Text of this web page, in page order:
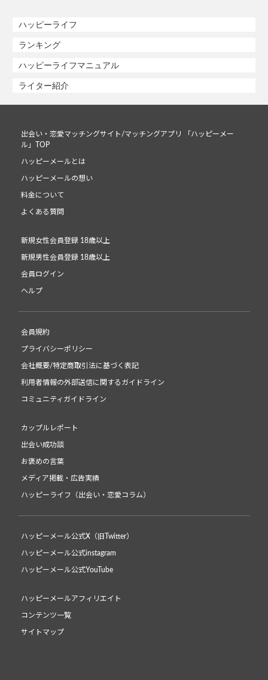
ハッピーライフ
ランキング
ハッピーライフマニュアル
ライター紹介
出会い・恋愛マッチングサイト/マッチングアプリ 「ハッピーメー
ル」TOP
ハッピーメールとは
ハッピーメールの想い
料金について
よくある質問
新規女性会員登録 18歳以上
新規男性会員登録 18歳以上
会員ログイン
ヘルプ
会員規約
プライバシーポリシー
会社概要/特定商取引法に基づく表記
利用者情報の外部送信に関するガイドライン
コミュニティガイドライン
カップルレポート
出会い成功談
お褒めの言葉
メディア掲載・広告実績
ハッピーライフ（出会い・恋愛コラム）
ハッピーメール公式X（旧Twitter）
ハッピーメール公式instagram
ハッピーメール公式YouTube
ハッピーメールアフィリエイト
コンテンツ一覧
サイトマップ